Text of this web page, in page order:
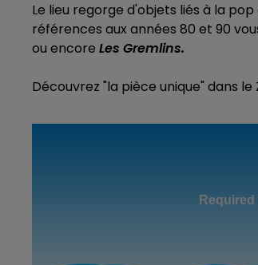
Le lieu regorge d'objets liés à la
références aux années 80 et 90
ou encore Les Gremlins.
Découvrez "la pièce unique" dans